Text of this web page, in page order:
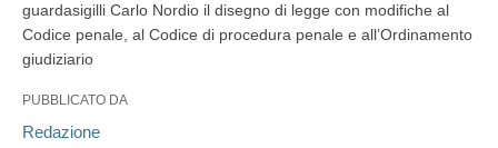
guardasigilli Carlo Nordio il disegno di legge con modifiche al
Codice penale, al Codice di procedura penale e all’Ordinamento
giudiziario
PUBBLICATO DA
Redazione